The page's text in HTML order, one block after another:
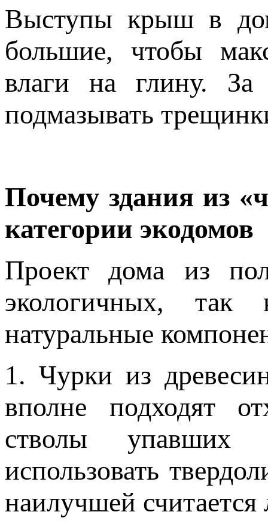
Выступы крыш в
большие, чтобы
влаги на глину. За
подмазывать
Почему здания из
категории экодомов
Проект дома из
экологичных, так
натуральные
1. Чурки из
вполне подходят
стволы упавших
использовать
наилучшей считается